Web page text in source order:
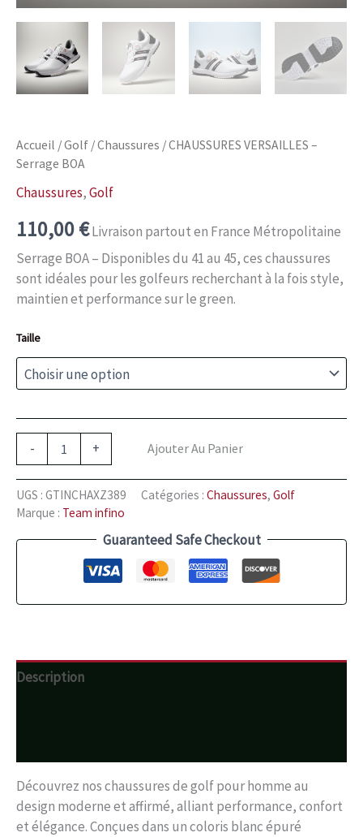
Accueil /Golf /Chaussures / CHAUSSURES VERSAILLES –
Serrage BOA
Chaussures,Golf
110,00€Livraison partout en France Métropolitaine
Serrage BOA – Disponibles du 41 au 45, ces chaussures
sont idéales pour les golfeurs recherchant à la fois style,
maintien et performance sur le green.
Taille
- + Ajouter Au Panier
UGS : GTINCHAXZ389 Catégories : Chaussures, Golf
Marque : Team infino
Guaranteed Safe Checkout
Description
Découvrez nos chaussures de golf pour homme au
design moderne et affirmé, alliant performance, confort
et élégance. Conçues dans un coloris blanc épuré